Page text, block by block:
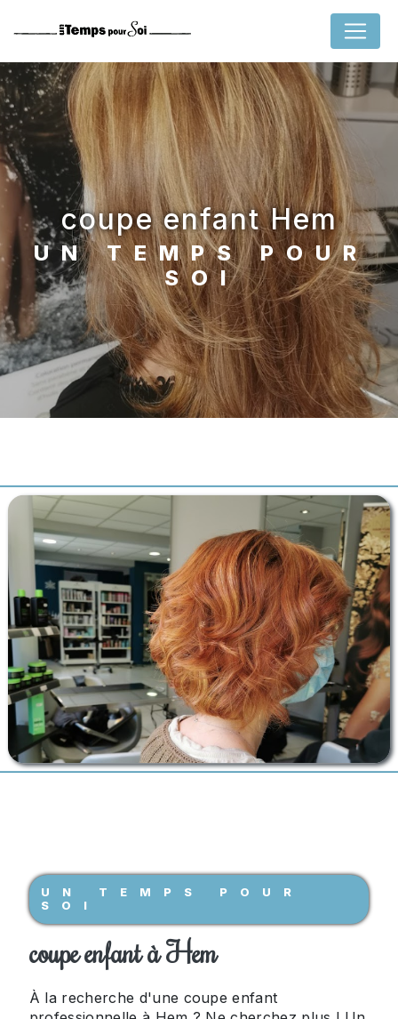
coupe enfant Hem
UN TEMPS POUR
SOI
UN TEMPS POUR
SOI
coupe enfant à Hem
À la recherche d'une coupe enfant